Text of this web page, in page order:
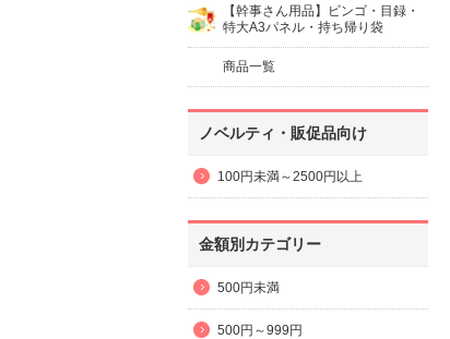
【幹事さん用品】ビンゴ・目録・
特大A3パネル・持ち帰り袋
商品一覧
ノベルティ・販促品向け
100円未満～2500円以上
金額別カテゴリー
500円未満
500円～999円